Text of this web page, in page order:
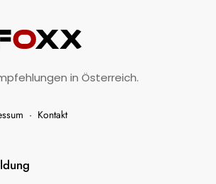
in Österreich.
· Kontakt